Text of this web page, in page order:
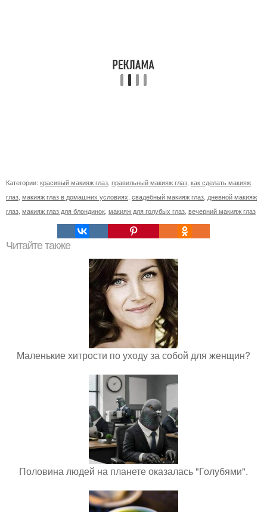
Категории: красивый макияж глаз правильный макияж глаз как сделать макияж
глаз макияж глаз в домашних условиях свадебный макияж глаз дневной макияж
глаз макияж глаз для блондинок макияж для голубых глаз вечерний макияж глаз
Читайте также
Маленькие хитрости по уходу за собой для женщин?
Половина людей на планете оказалась "Голубями".